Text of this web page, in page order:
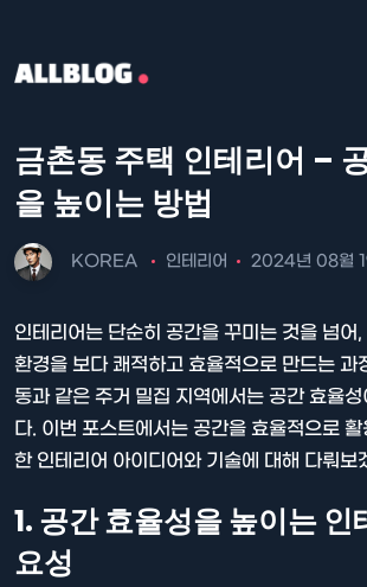
금촌동 주택 인테리어 –
을 높이는 방법
KOREA 인테리어 2024년 08월
인테리어는 단순히 공간을 꾸미는 것을 넘어
환경을 보다 쾌적하고 효율적으로 만드는 과
동과 같은 주거 밀집 지역에서는 공간 효율성
다. 이번 포스트에서는 공간을 효율적으로
한 인테리어 아이디어와 기술에 대해 다뤄보
1. 공간 효율성을 높이는 인
요성